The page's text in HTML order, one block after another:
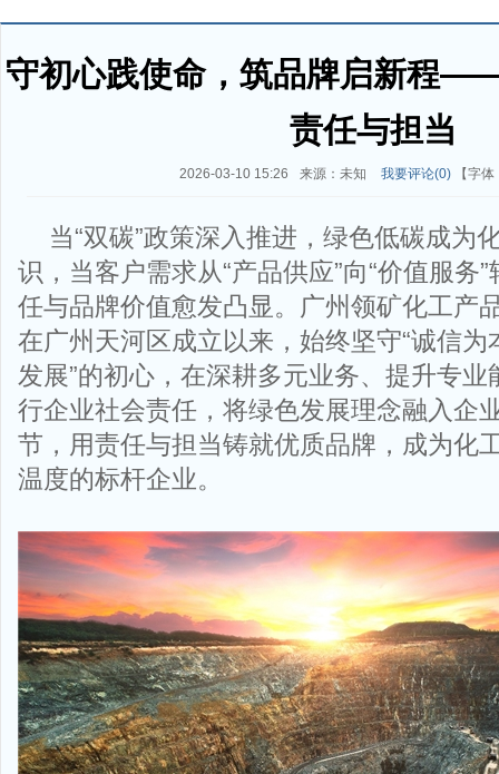
守初心践使命，筑品牌启新程
责任与担当
2026-03-10 15:26 来源：未知 我要评论(0)【字体
当“双碳”政策深入推进，绿色低碳成为
识，当客户需求从“产品供应”向“价值服务
任与品牌价值愈发凸显。广州领矿化工产
在广州天河区成立以来，始终坚守“诚信
发展”的初心，在深耕多元业务、提升专
行企业社会责任，将绿色发展理念融入企
节，用责任与担当铸就优质品牌，成为化
温度的标杆企业。